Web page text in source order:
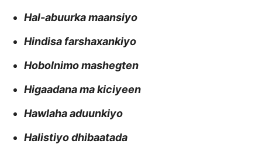
Hal-abuurka maansiyo
Hindisa farshaxankiyo
Hobolnimo mashegten
Higaadana ma kiciyeen
Hawlaha aduunkiyo
Halistiyo dhibaatada